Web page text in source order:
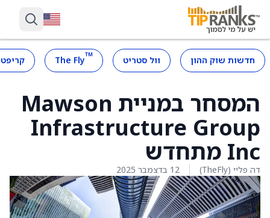
חדשות שוק ההון וול סטריט ™
The Fly
המסחר במניית Mawson
Infrastructure Group
Inc מתחדש
דה פליי (TheFly) 12 בדצמבר 2025